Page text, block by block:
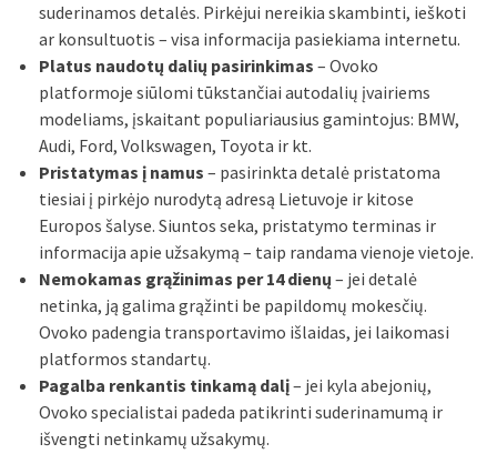
suderinamos detalės. Pirkėjui nereikia skambinti, ieškoti
ar konsultuotis – visa informacija pasiekiama internetu.
Platus naudotų dalių pasirinkimas – Ovoko
platformoje siūlomi tūkstančiai autodalių įvairiems
modeliams, įskaitant populiariausius gamintojus: BMW,
Audi, Ford, Volkswagen, Toyota ir kt.
Pristatymas į namus – pasirinkta detalė pristatoma
tiesiai į pirkėjo nurodytą adresą Lietuvoje ir kitose
Europos šalyse. Siuntos seka, pristatymo terminas ir
informacija apie užsakymą – taip randama vienoje vietoje.
Nemokamas grąžinimas per 14 dienų – jei detalė
netinka, ją galima grąžinti be papildomų mokesčių.
Ovoko padengia transportavimo išlaidas, jei laikomasi
platformos standartų.
Pagalba renkantis tinkamą dalį– jei kyla abejonių,
Ovoko specialistai padeda patikrinti suderinamumą ir
išvengti netinkamų užsakymų.